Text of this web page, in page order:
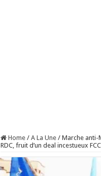
Home / A La Une / Marche anti-
RDC, fruit d’un deal incestueux